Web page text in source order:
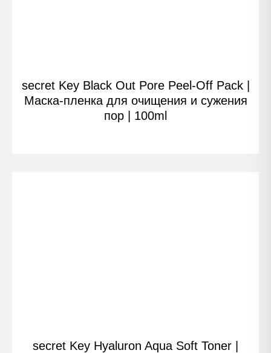
secret Key Black Out Pore Peel-Off Pack |
Маска-пленка для очищения и сужения
пор | 100ml
secret Key Hyaluron Aqua Soft Toner |